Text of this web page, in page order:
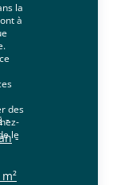
la
à
des
le
-
-